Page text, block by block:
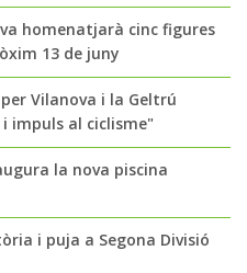
homenatjarà cinc figures
13 de juny
Vilanova i la Geltrú
impuls al ciclisme"
la nova piscina
i puja a Segona Divisió